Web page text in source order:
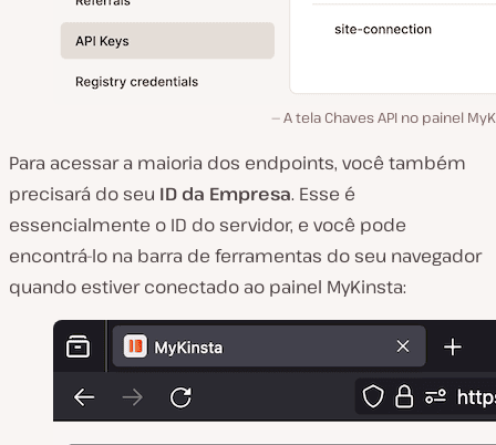
A tela Chaves API no painel
Para acessar a maioria dos endpoints, você também
precisará do seu ID da Empresa. Esse é
essencialmente o ID do servidor, e você pode
encontrá-lo na barra de ferramentas do seu navegador
quando estiver conectado ao painel MyKinsta: